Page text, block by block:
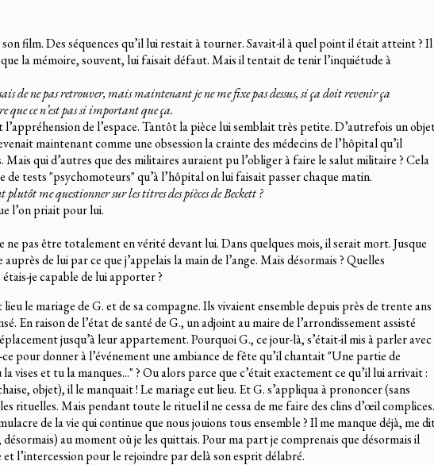
film. Des séquences qu’il lui restait à tourner. Savait-il à quel point il était atteint ? Il
la mémoire, souvent, lui faisait défaut. Mais il tentait de tenir l’inquiétude à
de ne pas retrouver, mais maintenant je ne me fixe pas dessus, si ça doit revenir ça
que ce n’est pas si important que ça.
de l’espace. Tantôt la pièce lui semblait très petite. D’autrefois un
maintenant comme une obsession la crainte des médecins de l’hôpital qu’il
qui d’autres que des militaires auraient pu l’obliger à faire le salut militaire ? Cela
tests "psychomoteurs" qu’à l’hôpital on lui faisait passer chaque matin.
me questionner sur les titres des pièces de Beckett ?
l’on priait pour lui.
ne pas être totalement en vérité devant lui. Dans quelques mois, il serait mort. Jusque
auprès de lui par ce que j’appelais la main de l’ange. Mais désormais ? Quelles
je capable de lui apporter ?
le mariage de G. et de sa compagne. Ils vivaient ensemble depuis près de trente ans
En raison de l’état de santé de G., un adjoint au maire de l’arrondissement assisté
jusqu’à leur appartement. Pourquoi G., ce jour-là, s’était-il mis à parler avec
pour donner à l’événement une ambiance de fête qu’il chantait "Une partie de
vises et tu la manques..." ? Ou alors parce que c’était exactement ce qu’il lui arrivait :
objet), il le manquait ! Le mariage eut lieu. Et G. s’appliqua à prononcer (sans
rituelles. Mais pendant toute le rituel il ne cessa de me faire des clins d’œil complices.
de la vie qui continue que nous jouions tous ensemble ? Il me manque déjà, me
au moment où je les quittais. Pour ma part je comprenais que désormais il
l’intercession pour le rejoindre par delà son esprit délabré.